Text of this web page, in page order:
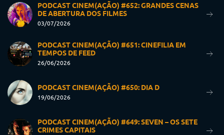
PODCAST CINEM(AÇÃO) #652: GRANDES CENAS
DE ABERTURA DOS FILMES
03/07/2026
PODCAST CINEM(AÇÃO) #651: CINEFILIA EM
TEMPOS DE FEED
26/06/2026
PODCAST CINEM(AÇÃO) #650: DIA D
19/06/2026
PODCAST CINEM(AÇÃO) #649: SEVEN – OS SETE
CRIMES CAPITAIS